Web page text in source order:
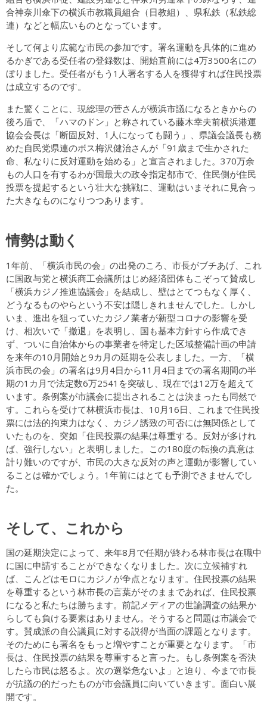
合神奈川傘下の横浜市教職員組合（日教組）、県私鉄（私鉄総
連）などと幅広いものとなっています。
そして何より広範な市民の参加です。署名運動を具体的に進め
るかぎである受任者の登録数は、開始直前には4万3500名にの
ぼりました。受任者がもう1人署名する人を獲得すれば住民投票
は成立するのです。
また驚くことに、現総理の菅さんが横浜市議になるときからの
後ろ盾で、「ハマのドン」と称されている藤木幸夫前横浜港運
協会会長は「断固反対、1人になっても闘う」、県議会議長も務
めた自民党県連のボス梅沢健治さんが「91歳まで生かされた
命、私なりに反対運動を始める」と宣言されました。370万余
もの人口を有するわが国最大の政令指定都市で、住民側が住民
投票を提起するという壮大な挑戦に、運動はいまそれに見合っ
た大きなものになりつつあります。
情勢は動く
1年前、「横浜市民の会」の出発のころ、市長がブチあげ、これ
に国政与党と横浜商工会議所はじめ経済団体もこぞって賛成し
「横浜カジノ推進協議会」を結成し、壁はとてつもなく厚く、
どうなるものやらという不安は隠しきれませんでした。しかし
いま、進出を狙っていたカジノ業者が新型コロナの影響を受
け、相次いで「撤退」を表明し、国も基本方針すら作成でき
ず、ついに自治体からの事業者を特定した区域整備計画の申請
を来年の10月開始と9カ月の延期を公表しました。一方、「横
浜市民の会」の署名は9月4日から11月4日までの署名期間の半
期の1カ月で法定数6万2541を突破し、現在では12万を超えて
います。条例案が市議会に提出されることは決まったも同然で
す。これらを受けて林横浜市長は、10月16日、これまで住民投
票には法的拘束力はなく、カジノ誘致の可否には無関係として
いたものを、突如「住民投票の結果は尊重する。反対が多けれ
ば、強行しない」と表明しました。この180度の転換の真意は
計り難いのですが、市民の大きな反対の声と運動が影響してい
ることは確かでしょう。1年前にはとても予測できませんでし
た。
そして、これから
国の延期決定によって、来年8月で任期が終わる林市長は在職中
に国に申請することができなくなりました。次に立候補すれ
ば、こんどはモロにカジノが争点となります。住民投票の結果
を尊重するという林市長の言葉がそのままであれば、住民投票
になると私たちは勝ちます。前記メディアの世論調査の結果か
らしても負ける要素はありません。そうすると問題は市議会で
す。賛成派の自公議員に対する説得が当面の課題となります。
そのためにも署名をもっと増やすことが重要となります。「市
長は、住民投票の結果を尊重すると言った。もし条例案を否決
したら市民は怒るよ。次の選挙危ないよ」と迫り、今まで市長
が抗議の的だったものが市会議員に向いていきます。面白い展
開です。